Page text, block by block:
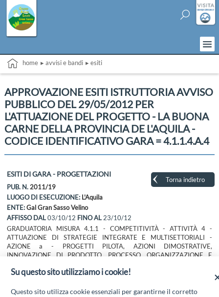
home ▸ avvisi e bandi ▸ esiti
APPROVAZIONE ESITI ISTRUTTORIA AVVISO
PUBBLICO DEL 29/05/2012 PER
L'ATTUAZIONE DEL PROGETTO - LA BUONA
CARNE DELLA PROVINCIA DE L'AQUILA -
CODICE IDENTIFICATIVO GARA = 4.1.1.4.A.4
Torna indietro
ESITI DI GARA - PROGETTAZIONI
PUB. N. 2011/19
LUOGO DI ESECUZIONE: L'Aquila
ENTE:Gal Gran Sasso Velino
AFFISSO DAL03/10/12 FINO AL 23/10/12
GRADUATORIA MISURA 4.1.1 - COMPETITIVITÀ - ATTIVITÀ 4 -
ATTUAZIONE DI STRATEGIE INTEGRATE E MULTISETTORIALI -
AZIONE a - PROGETTI PILOTA, AZIONI DIMOSTRATIVE,
INNOVAZIONE DI PRODOTTO, PROCESSO, ORGANIZZAZIONE E
Su questo sito utilizziamo i cookie!
Questo sito utilizza cookie essenziali per garantirne il corretto